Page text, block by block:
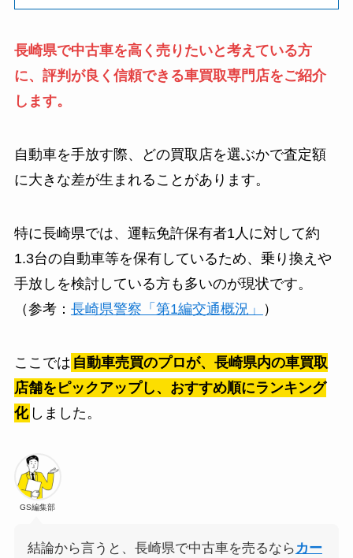
長崎県で中古車を高く売りたいと考えている方
に、評判が良く信頼できる車買取専門店をご紹介
します。
自動車を手放す際、どの買取店を選ぶかで査定額
に大きな差が生まれることがあります。
特に長崎県では、運転免許保有者1人に対して約
1.3台の自動車等を保有しているため、乗り換えや
手放しを検討している方も多いのが現状です。
（参考： 長崎県警察「第1編交通概況」 ）
ここでは 自動車売買のプロが、長崎県内の車買取
店舗をピックアップし、おすすめ順にランキング
化 しました。
GS編集部
結論から言うと、長崎県で中古車を売るならカー